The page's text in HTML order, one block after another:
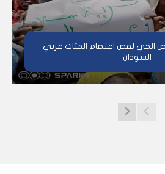
الحي لفض اعتصام المئات غربي
السودان